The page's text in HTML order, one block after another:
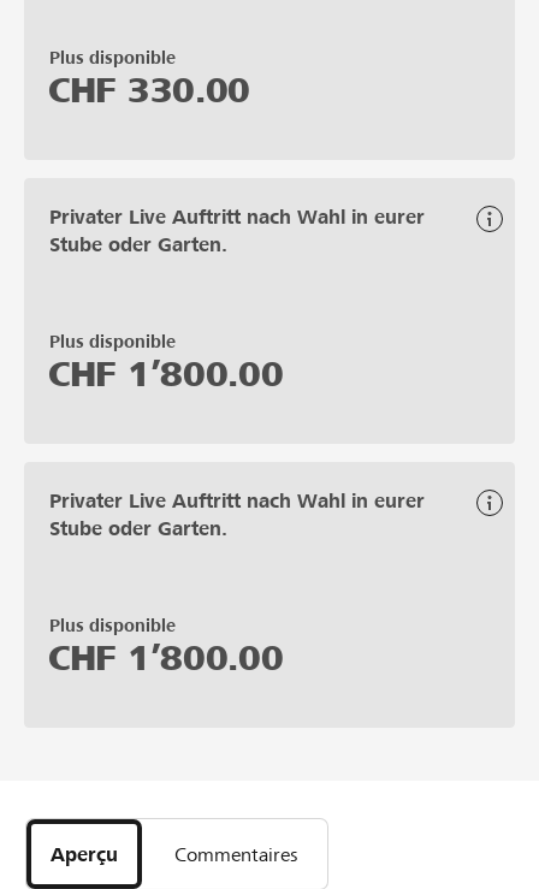
Plus disponible
CHF 330.00
Privater Live Auftritt nach Wahl in eurer
Stube oder Garten.
Plus disponible
CHF 1’800.00
Privater Live Auftritt nach Wahl in eurer
Stube oder Garten.
Plus disponible
CHF 1’800.00
Aperçu Commentaires